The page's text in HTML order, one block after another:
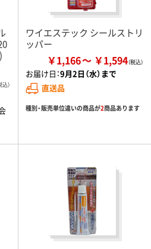
込）
ワイエステック シールストリ
ッパー
￥1,166 ￥1,594
お届け日：9月2日（水）まで
直送品
種別・販売単位違いの商品が2商品あります